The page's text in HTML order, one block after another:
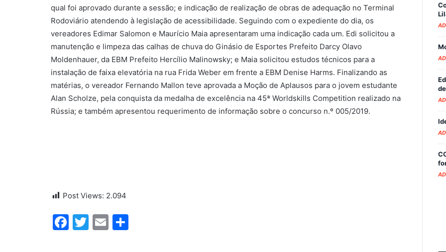
qual foi aprovado durante a sessão; e indicação de realização de obras de adequação no Terminal
Rodoviário atendendo à legislação de acessibilidade. Seguindo com o expediente do dia, os
vereadores Edimar Salomon e Maurício Maia apresentaram uma indicação cada um. Edi solicitou a
manutenção e limpeza das calhas de chuva do Ginásio de Esportes Prefeito Darcy Olavo
Moldenhauer, da EBM Prefeito Hercílio Malinowsky; e Maia solicitou estudos técnicos para a
instalação de faixa elevatória na rua Frida Weber em frente a EBM Denise Harms. Finalizando as
matérias, o vereador Fernando Mallon teve aprovada a Moção de Aplausos para o jovem estudante
Alan Scholze, pela conquista da medalha de excelência na 45ª Worldskills Competition realizado na
Rússia; e também apresentou requerimento de informação sobre o concurso n.º 005/2019.
Post Views: 2.094
Facebook
Twitter
Email